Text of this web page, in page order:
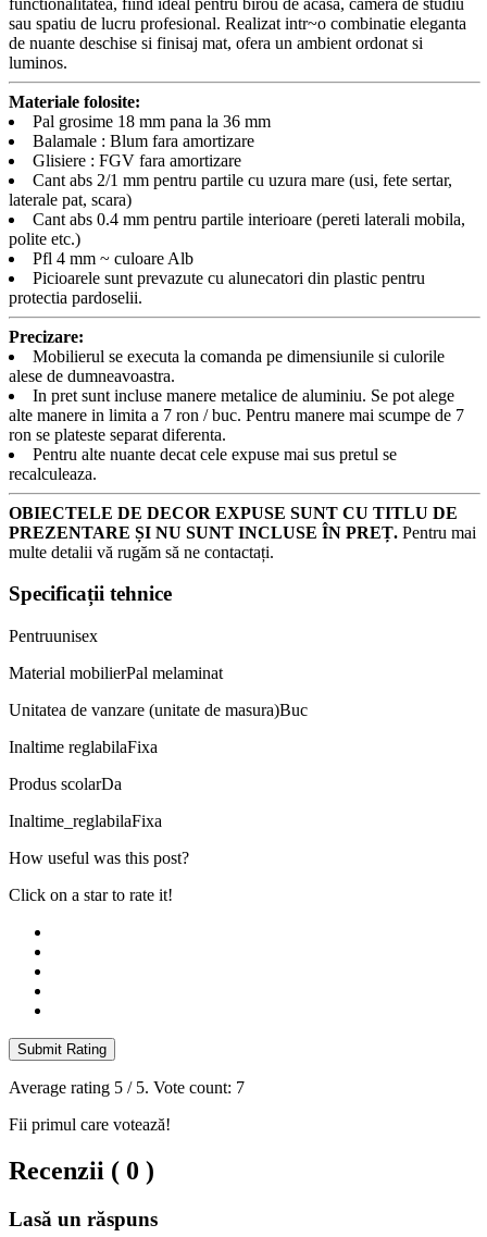
sau spatiu de lucru profesional. Realizat intr~o combinatie eleganta
de nuante deschise si finisaj mat, ofera un ambient ordonat si
luminos.
Materiale folosite:
Pal grosime 18 mm pana la 36 mm
Balamale : Blum fara amortizare
Glisiere : FGV fara amortizare
Cant abs 2/1 mm pentru partile cu uzura mare (usi, fete sertar,
laterale pat, scara)
Cant abs 0.4 mm pentru partile interioare (pereti laterali mobila,
polite etc.)
Pfl 4 mm ~ culoare Alb
Picioarele sunt prevazute cu alunecatori din plastic pentru
protectia pardoselii.
Precizare:
Mobilierul se executa la comanda pe dimensiunile si culorile
alese de dumneavoastra.
In pret sunt incluse manere metalice de aluminiu. Se pot alege
alte manere in limita a 7 ron / buc. Pentru manere mai scumpe de 7
ron se plateste separat diferenta.
Pentru alte nuante decat cele expuse mai sus pretul se
recalculeaza.
OBIECTELE DE DECOR EXPUSE SUNT CU TITLU DE
PREZENTARE ȘI NU SUNT INCLUSE ÎN PREȚ. Pentru mai
multe detalii vă rugăm să ne contactați.
Specificații tehnice
Pentruunisex
Material mobilierPal melaminat
Unitatea de vanzare (unitate de masura)Buc
Inaltime reglabilaFixa
Produs scolarDa
Inaltime_reglabilaFixa
How useful was this post?
Click on a star to rate it!
Submit Rating
Average rating 5 / 5. Vote count: 7
Fii primul care votează!
Recenzii ( 0 )
Lasă un răspuns